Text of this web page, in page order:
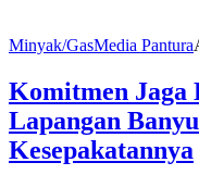
Minyak/GasMedia Pantura
Komitmen Jaga
Lapangan
Kesepakatannya